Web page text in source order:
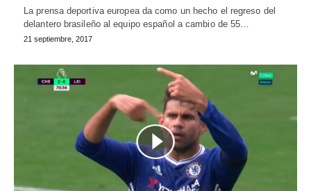
La prensa deportiva europea da como un hecho el regreso del
delantero brasileño al equipo español a cambio de 55…
21 septiembre, 2017